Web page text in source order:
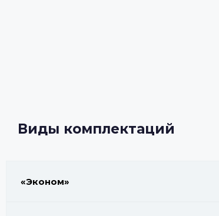
Виды комплектаций
«Эконом»